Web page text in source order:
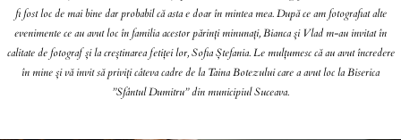
fi fost loc de mai bine dar probabil că asta e doar în mintea mea. După ce am fotografiat alte
evenimente ce au avut loc în familia acestor părinți minunați, Bianca și Vlad m-au invitat în
calitate de fotograf și la creștinarea fetiței lor, Sofia Ștefania. Le mulțumesc că au avut încredere
în mine și vă invit să priviți câteva cadre de la Taina Botezului care a avut loc la Biserica
”Sfântul Dumitru” din municipiul Suceava.